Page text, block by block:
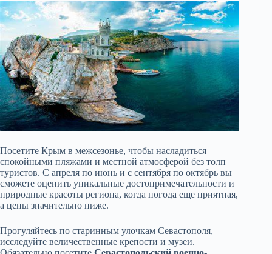
Посетите Крым в межсезонье, чтобы насладиться
спокойными пляжами и местной атмосферой без толп
туристов. С апреля по июнь и с сентября по октябрь вы
сможете оценить уникальные достопримечательности и
природные красоты региона, когда погода еще приятная,
а цены значительно ниже.
Прогуляйтесь по старинным улочкам Севастополя,
исследуйте величественные крепости и музеи.